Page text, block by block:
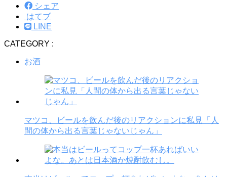
シェア
はてブ
LINE
CATEGORY :
お酒
マツコ、ビールを飲んだ後のリアクションに私見「人
間の体から出る言葉じゃないじゃん」